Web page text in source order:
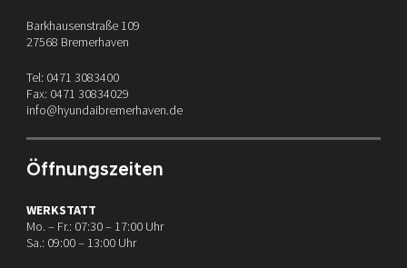
Barkhausenstraße 109
27568 Bremerhaven
Tel: 0471 3083400
Fax: 0471 30834029
info@hyundaibremerhaven.de
Öffnungszeiten
WERKSTATT
Mo. – Fr.: 07:30 – 17:00 Uhr
Sa.: 09:00 – 13:00 Uhr